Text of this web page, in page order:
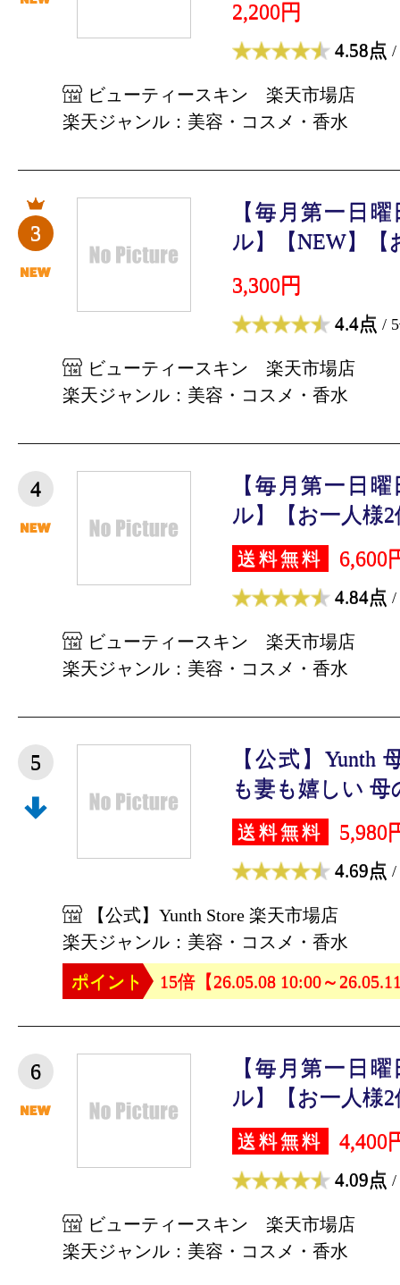
2,200円
4.58点 /
ビューティースキン 楽天市場店
楽天ジャンル：美容・コスメ・香水
3
【毎月第一日
ル】【NEW】【
3,300円
4.4点 /
ビューティースキン 楽天市場店
楽天ジャンル：美容・コスメ・香水
4
【毎月第一日
ル】【お一人様
送料無料 6,600
4.84点 /
ビューティースキン 楽天市場店
楽天ジャンル：美容・コスメ・香水
5
【公式】Yunth
も妻も嬉しい 母
送料無料 5,980
4.69点 /
【公式】Yunth Store 楽天市場店
楽天ジャンル：美容・コスメ・香水
ポイント
15倍【26.05.08 10:00～
6
【毎月第一日
ル】【お一人様
送料無料 4,400
4.09点 /
ビューティースキン 楽天市場店
楽天ジャンル：美容・コスメ・香水